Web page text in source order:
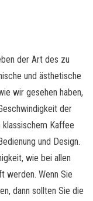
der Art des zu
und ästhetische
wir gesehen haben,
der
Kaffee
und Design.
wie bei allen
werden. Wenn Sie
dann sollten Sie die